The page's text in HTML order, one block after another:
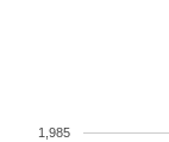
1,985